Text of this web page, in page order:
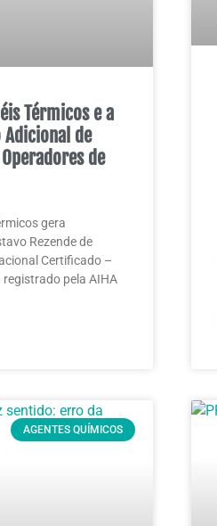
Térmicos e a
Adicional de
de
gera
Rezende de
Certificado –
registrado pela AIHA
AGENTES QUÍMICOS